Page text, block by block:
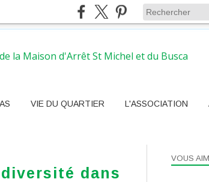
VIE DU QUARTIER L'ASSOCIATION
dans
VOUS